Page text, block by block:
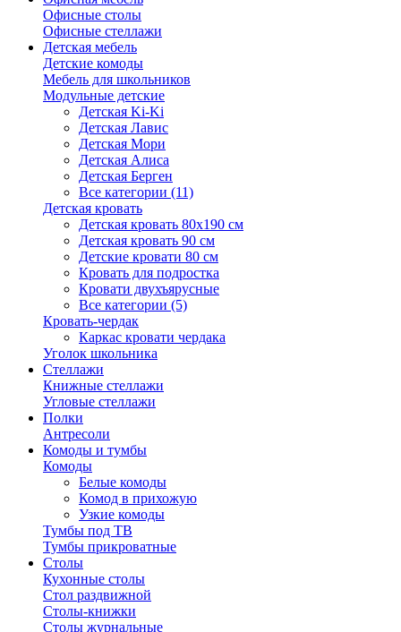
Офисные столы
Офисные стеллажи
Детская мебель
Детские комоды
Мебель для школьников
Модульные детские
Детская Ki-Ki
Детская Лавис
Детская Мори
Детская Алиса
Детская Берген
Все категории (11)
Детская кровать
Детская кровать 80х190 см
Детская кровать 90 см
Детские кровати 80 см
Кровать для подростка
Кровати двухъярусные
Все категории (5)
Кровать-чердак
Каркас кровати чердака
Уголок школьника
Стеллажи
Книжные стеллажи
Угловые стеллажи
Полки
Антресоли
Комоды и тумбы
Комоды
Белые комоды
Комод в прихожую
Узкие комоды
Тумбы под ТВ
Тумбы прикроватные
Столы
Кухонные столы
Стол раздвижной
Столы-книжки
Столы журнальные